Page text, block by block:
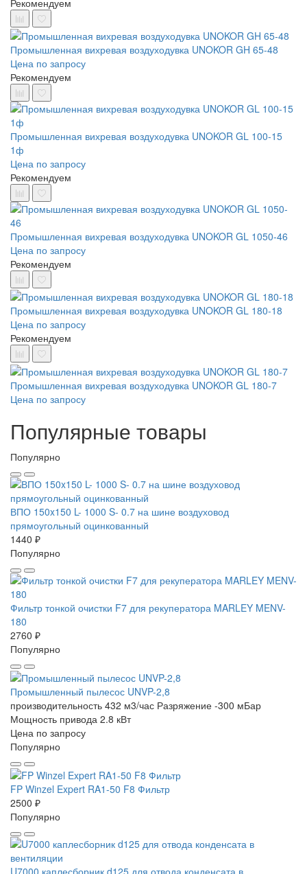
Промышленная вихревая воздуходувка UNOKOR GH 65-48
Цена по запросу
Рекомендуем
Промышленная вихревая воздуходувка UNOKOR GL 100-15
1ф
Цена по запросу
Рекомендуем
Промышленная вихревая воздуходувка UNOKOR GL 1050-46
Цена по запросу
Рекомендуем
Промышленная вихревая воздуходувка UNOKOR GL 180-18
Цена по запросу
Рекомендуем
Промышленная вихревая воздуходувка UNOKOR GL 180-7
Цена по запросу
Популярные товары
Популярно
ВПО 150x150 L- 1000 S- 0.7 на шине воздуховод
прямоугольный оцинкованный
1440 ₽
Популярно
Фильтр тонкой очистки F7 для рекуператора MARLEY MENV-
180
2760 ₽
Популярно
Промышленный пылесос UNVP-2,8
производительность 432 м3/час Разряжение -300 мБар
Мощность привода 2.8 кВт
Цена по запросу
Популярно
FP Winzel Expert RA1-50 F8 Фильтр
2500 ₽
Популярно